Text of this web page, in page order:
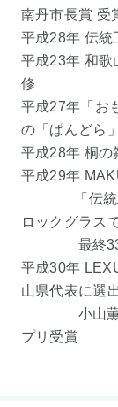
南丹市長賞 受
平成28年 伝統
平成23年 和歌
修
平成27年「お
の「ぱんどら
平成28年 桐の
平成29年
「伝統工芸
ロックグラス
最終334
平成30年
山県代表に選
小山薫堂氏
プリ受賞